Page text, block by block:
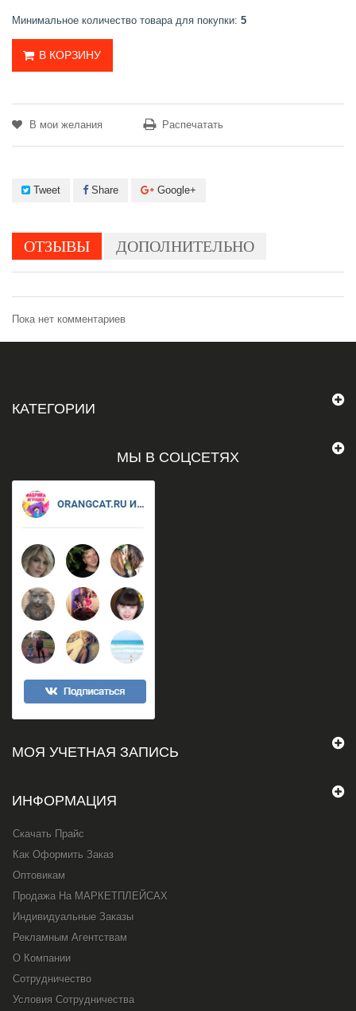
Минимальное количество товара для покупки: 5
В КОРЗИНУ
В мои желания Распечатать
Tweet Share Google+
ОТЗЫВЫ ДОПОЛНИТЕЛЬНО
Пока нет комментариев
КАТЕГОРИИ
МЫ В СОЦСЕТЯХ
МОЯ УЧЕТНАЯ ЗАПИСЬ
ИНФОРМАЦИЯ
Скачать Прайс
Как Оформить Заказ
Оптовикам
Продажа На МАРКЕТПЛЕЙСАХ
Индивидуальные Заказы
Рекламным Агентствам
О Компании
Сотрудничество
Условия Сотрудничества